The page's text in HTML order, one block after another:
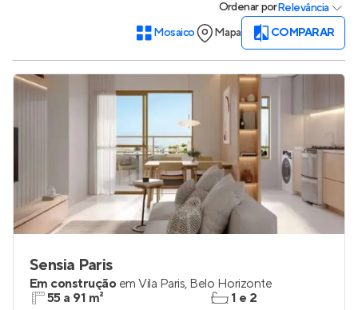
OrdenarporRelevância
Mosaico
Mapa COMPARAR
Sensia Paris
Em construção em Vila Paris, Belo Horizonte
55 a 91 m²
1 e 2